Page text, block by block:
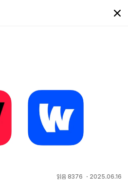
읽음 8376 ・ 2025.06.16